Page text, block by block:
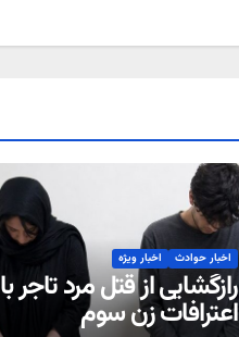
اخبار حوادث اخبار ویژه
رازگشایی از قتل مرد تاجر با
اعترافات زن سوم